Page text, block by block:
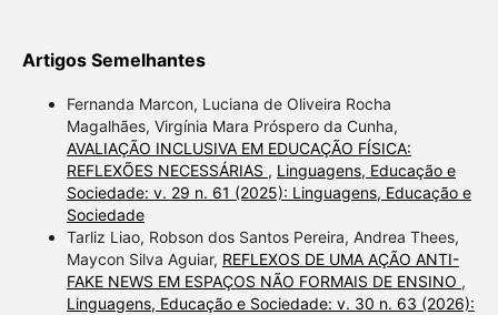
Artigos Semelhantes
Fernanda Marcon, Luciana de Oliveira Rocha
Magalhães, Virgínia Mara Próspero da Cunha,
AVALIAÇÃO INCLUSIVA EM EDUCAÇÃO FÍSICA:
REFLEXÕES NECESSÁRIAS , Linguagens, Educação e
Sociedade: v. 29 n. 61 (2025): Linguagens, Educação e
Sociedade
Tarliz Liao, Robson dos Santos Pereira, Andrea Thees,
Maycon Silva Aguiar, REFLEXOS DE UMA AÇÃO ANTI-
FAKE NEWS EM ESPAÇOS NÃO FORMAIS DE ENSINO ,
Linguagens, Educação e Sociedade: v. 30 n. 63 (2026):